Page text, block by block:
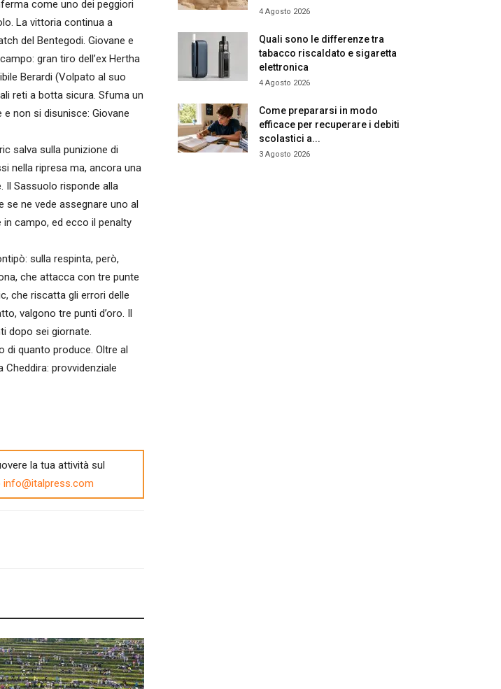
come uno dei peggiori
La vittoria continua a
del Bentegodi. Giovane e
gran tiro dell’ex Hertha
Berardi (Volpato al suo
reti a botta sicura. Sfuma un
non si disunisce: Giovane
salva sulla punizione di
nella ripresa ma, ancora una
Il Sassuolo risponde alla
ne vede assegnare uno al
in campo, ed ecco il penalty
sulla respinta, però,
che attacca con tre punte
che riscatta gli errori delle
valgono tre punti d’oro. Il
dopo sei giornate.
di quanto produce. Oltre al
provvidenziale
la tua attività sul
info@italpress.com
4 Agosto 2026
Quali sono le differenze tra
tabacco riscaldato e sigaretta
elettronica
4 Agosto 2026
Come prepararsi in modo
efficace per recuperare i debiti
scolastici a...
3 Agosto 2026